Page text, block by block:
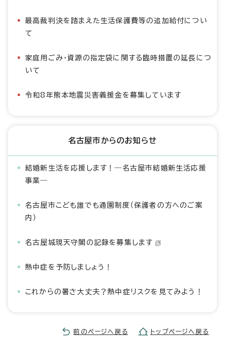
最高裁判決を踏まえた生活保護費等の追加給付につい
て
家庭用ごみ・資源の指定袋に関する臨時措置の延長につ
いて
令和8年熊本地震災害義援金を募集しています
名古屋市からのお知らせ
結婚新生活を応援します！―名古屋市結婚新生活応援
事業―
名古屋市こども誰でも通園制度（保護者の方へのご案
内）
名古屋城現天守閣の記録を募集します
熱中症を予防しましょう！
これからの暑さ大丈夫？熱中症リスクを見てみよう！
前のページへ戻る トップページへ戻る